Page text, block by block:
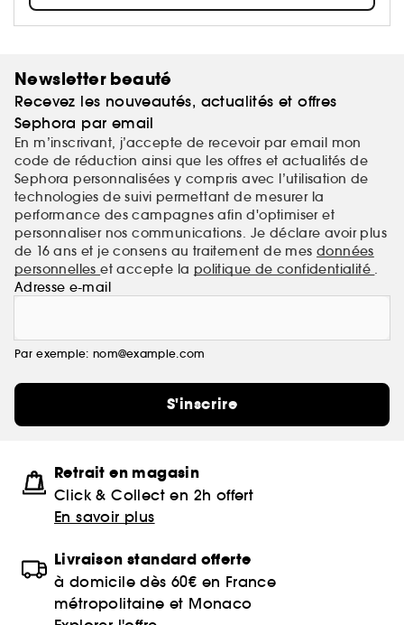
Newsletter beauté
Recevez les nouveautés, actualités et offres
Sephora par email
En m’inscrivant, j’accepte de recevoir par email mon
code de réduction ainsi que les offres et actualités de
Sephora personnalisées y compris avec l’utilisation de
technologies de suivi permettant de mesurer la
performance des campagnes afin d'optimiser et
personnaliser nos communications. Je déclare avoir plus
de 16 ans et je consens au traitement de mes données
personnelleset accepte la politique de confidentialité .
Adresse e-mail
Par exemple: nom@example.com
S'inscrire
Retrait en magasin
Click & Collect en 2h offert
En savoir plus
Livraison standard offerte
à domicile dès 60€ en France
métropolitaine et Monaco